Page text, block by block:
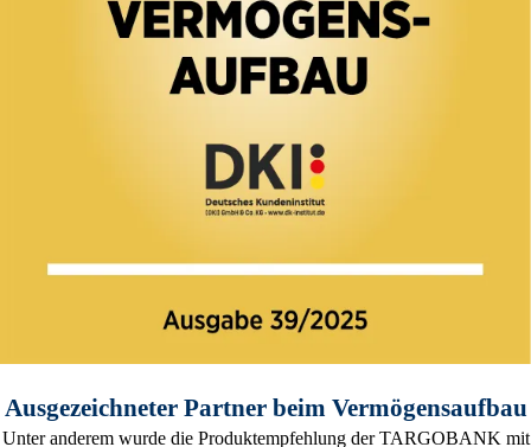
Ausgezeichneter Partner beim Vermögensaufbau
Unter anderem wurde die Produktempfehlung der TARGOBANK mit